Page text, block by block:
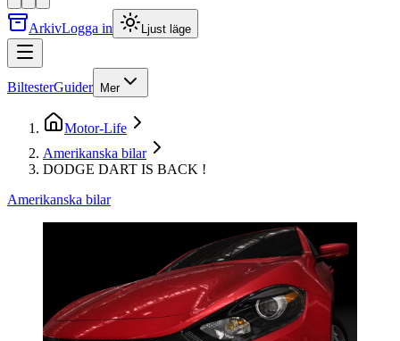
ArkivLogga in Ljust läge
BiltesterGuider Mer
Motor-Life
Amerikanska bilar
DODGE DART IS BACK !
Amerikanska bilar